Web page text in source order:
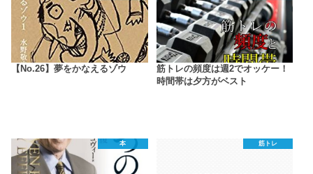
【No.26】夢をかなえるゾウ
筋トレの頻度は週2でオッケー！
時間帯は夕方がベスト
本 筋トレ